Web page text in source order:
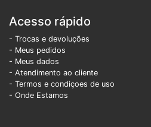
Acesso rápido
- Trocas e devoluções
- Meus pedidos
- Meus dados
- Atendimento ao cliente
- Termos e condiçoes de uso
- Onde Estamos